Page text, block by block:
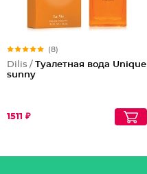
(8)
Dilis / Туалетная вода Unique
sunny
1511 ₽